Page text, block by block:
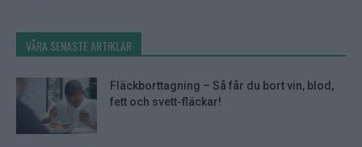
VÅRA SENASTE ARTIKLAR
Fläckborttagning – Så får du bort vin, blod,
fett och svett-fläckar!